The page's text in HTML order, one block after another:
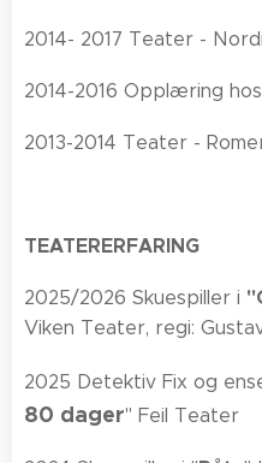
2014- 2017 Teater -
2014-2016 Opplæring
2013-2014 Teater -
TEATERERFARING
2025/2026 Skuespiller i
Viken Teater, regi:
2025 Detektiv Fix og
80 dager" Feil Teater